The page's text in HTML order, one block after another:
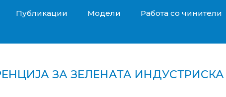
Публикации Модели Работа со чинители
ЗА ЗЕЛЕНАТА